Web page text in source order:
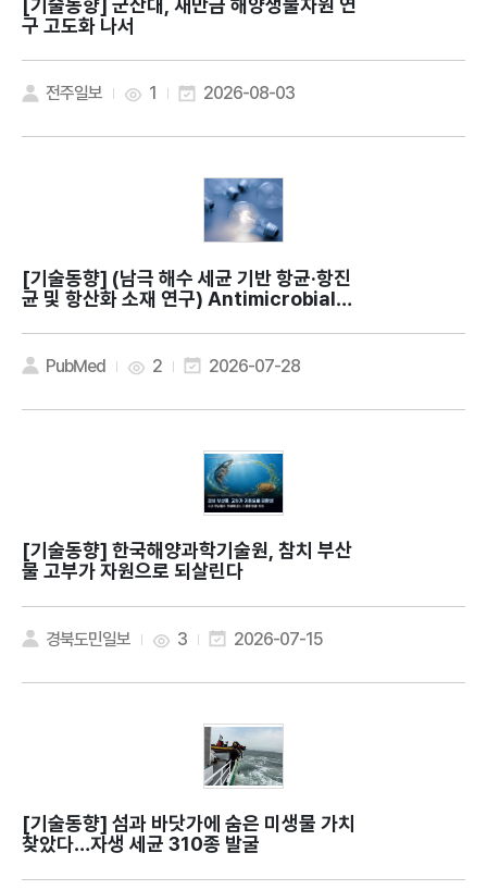
[기술동향]
구 고도화 나서
전주일보 1 2026-08-03
[기술동향]
균 및 항산화 소재 연구) Antimicrobial a
obacterium phyllosphaerae KS504
39 isolated from Antarctic seawat
er
PubMed 2 2026-07-28
[기술동향]
물 고부가 자원으로 되살린다
경북도민일보 3 2026-07-15
[기술동향]
찾았다…자생 세균 310종 발굴